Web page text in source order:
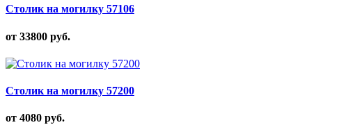
Столик на могилку 57106
от 33800 руб.
Столик на могилку 57200
от 4080 руб.